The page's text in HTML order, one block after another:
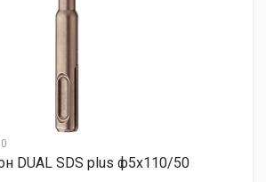
DUAL SDS plus ф5x110/50